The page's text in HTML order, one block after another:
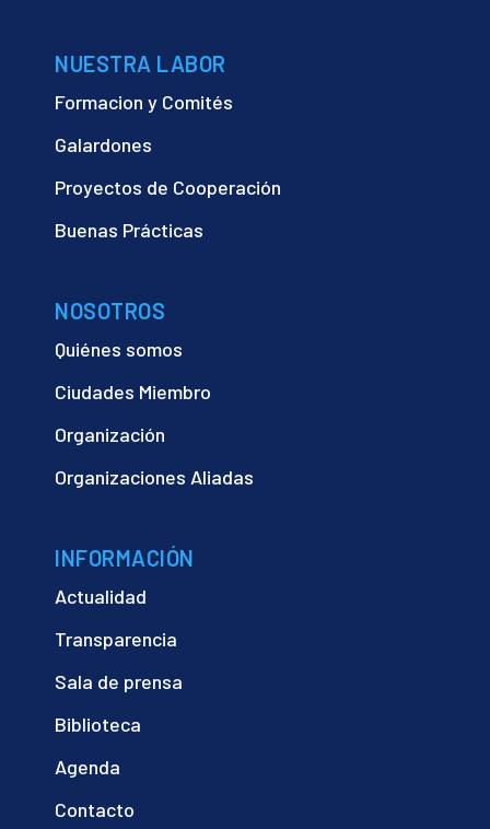
NUESTRA LABOR
Formacion y Comités
Galardones
Proyectos de Cooperación
Buenas Prácticas
NOSOTROS
Quiénes somos
Ciudades Miembro
Organización
Organizaciones Aliadas
INFORMACIÓN
Actualidad
Transparencia
Sala de prensa
Biblioteca
Agenda
Contacto